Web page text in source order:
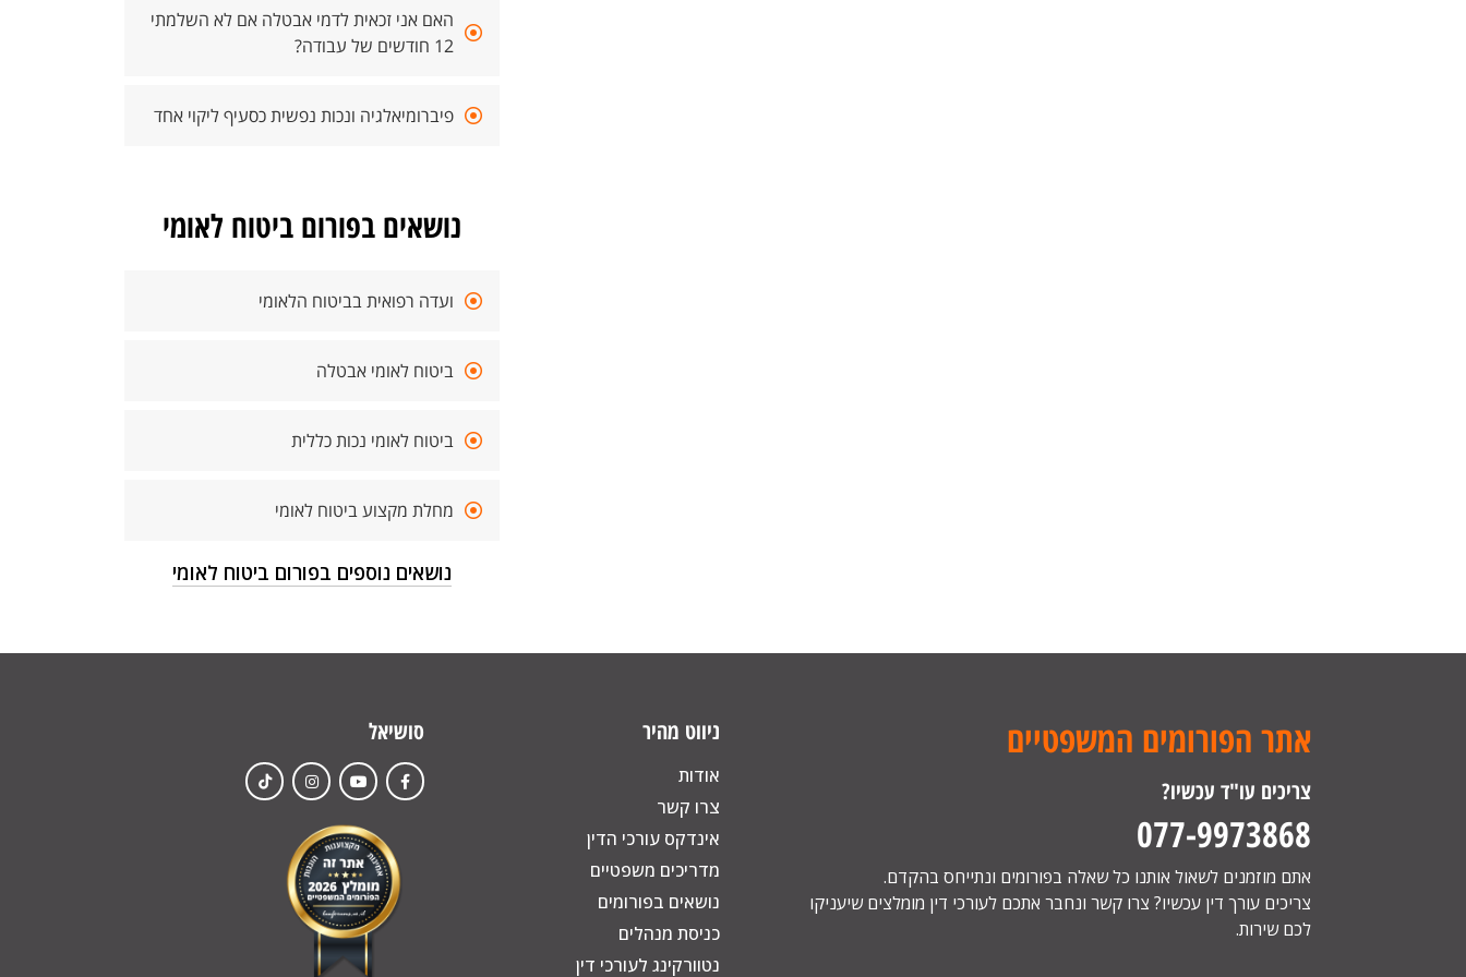
האם אני זכאית לדמי אבטלה אם לא השלמתי
12 חודשים של עבודה?
פיברומיאלגיה ונכות נפשית כסעיף ליקוי אחד
נושאים בפורום ביטוח לאומי
ועדה רפואית בביטוח הלאומי
ביטוח לאומי אבטלה
ביטוח לאומי נכות כללית
מחלת מקצוע ביטוח לאומי
נושאים נוספים בפורום ביטוח לאומי
אתר הפורומים המשפטיים
צריכים עו"ד עכשיו?
077-9973868
אתם מוזמנים לשאול אותנו כל שאלה בפורומים ונתייחס בהקדם.
צריכים עורך דין עכשיו? צרו קשר ונחבר אתכם לעורכי דין מומלצים שיעניקו
לכם שירות.
ניווט מהיר
אודות
צרו קשר
אינדקס עורכי הדין
מדריכים משפטיים
נושאים בפורומים
כניסת מנהלים
נטוורקינג לעורכי דין
סושיאל